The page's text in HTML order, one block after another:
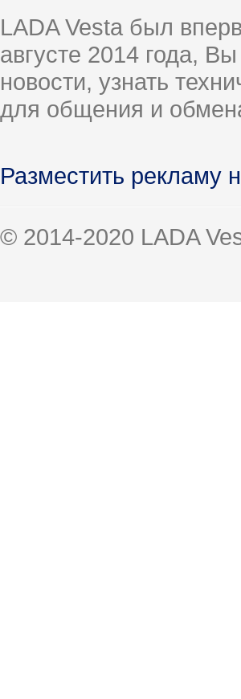
LADA Vesta был
августе 2014 года,
новости, узнать
для общения и
Разместить рекламу
© 2014-2020 LADA